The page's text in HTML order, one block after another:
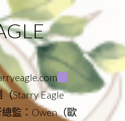
Starry Eagle
監：Owen（歐